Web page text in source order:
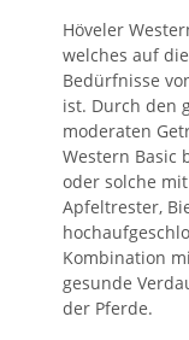
Höveler
welches auf
Bedürfnisse
ist. Durch den
moderaten
Western Basic
oder solche
Apfeltrester,
Kombination
gesunde
der Pferde.